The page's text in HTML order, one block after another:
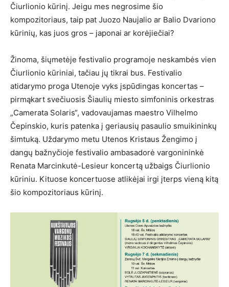
Čiurlionio kūrinį. Jeigu mes negrosime šio
kompozitoriaus, taip pat Juozo Naujalio ar Balio Dvariono
kūrinių, kas juos gros – japonai ar korėjiečiai?
Žinoma, šiųmetėje festivalio programoje neskambės vien
Čiurlionio kūriniai, tačiau jų tikrai bus. Festivalio
atidarymo proga Utenoje vyks įspūdingas koncertas –
pirmąkart svečiuosis Šiaulių miesto simfoninis orkestras
„Camerata Solaris“, vadovaujamas maestro Vilhelmo
Čepinskio, kuris patenka į geriausių pasaulio smuikininkų
šimtuką. Uždarymo metu Utenos Kristaus Žengimo į
dangų bažnyčioje festivalio ambasadorė vargonininkė
Renata Marcinkutė-Lesieur koncertą užbaigs Čiurlionio
kūriniu. Kituose koncertuose atlikėjai irgi įterps vieną kitą
šio kompozitoriaus kūrinį.